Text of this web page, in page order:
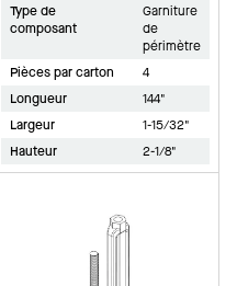
Type de
composant
Garniture
de
périmètre
Pièces par carton
4
Longueur
144"
Largeur
1-15/32"
Hauteur
2-1/8"